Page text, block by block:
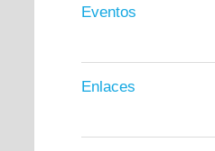
Eventos
Enlaces